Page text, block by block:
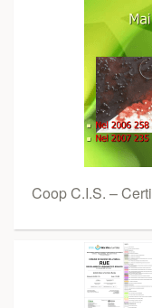
Coop C.I.S. –